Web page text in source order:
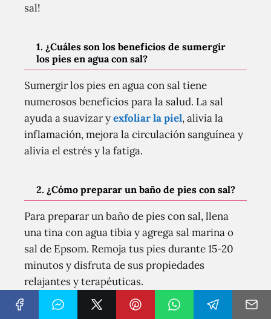
sal!
1. ¿Cuáles son los beneficios de sumergir
los pies en agua con sal?
Sumergir los pies en agua con sal tiene
numerosos beneficios para la salud. La sal
ayuda a suavizar yexfoliar la piel, alivia la
inflamación, mejora la circulación sanguínea y
alivia el estrés y la fatiga.
2. ¿Cómo preparar un baño de pies con sal?
Para preparar un baño de pies con sal, llena
una tina con agua tibia y agrega sal marina o
sal de Epsom. Remoja tus pies durante 15-20
minutos y disfruta de sus propiedades
relajantes y terapéuticas.